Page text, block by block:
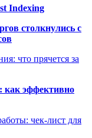
Indexing
столкнулись с
что прячется за
как эффективно
чек-лист для